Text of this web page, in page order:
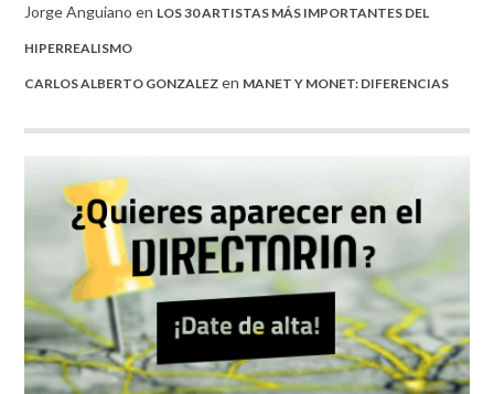
Jorge Anguiano en LOS 30 ARTISTAS MÁS IMPORTANTES DEL
HIPERREALISMO
CARLOS ALBERTO GONZALEZ en MANET Y MONET: DIFERENCIAS